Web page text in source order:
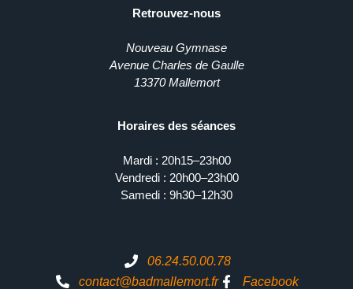
Retrouvez-nous
Nouveau Gymnase
Avenue Charles de Gaulle
13370 Mallemort
Horaires des séances
Mardi : 20h15–23h00
Vendredi : 20h00–23h00
Samedi : 9h30–12h30
06.24.50.00.78
contact@badmallemort.fr
Facebook